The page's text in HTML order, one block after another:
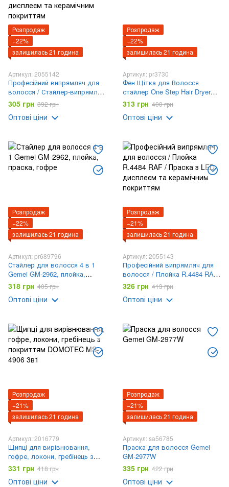
Розпродаж
−22%
залишилась 21 година
Артикул: 2055142
Професійний випрямляч для
волосся / Стайлер-випрямляч
RAF R.454P / Утюжокз
цифровим дисплеєм та
керамічним покриттям
305 грн 392 грн
Оптові ціни
Розпродаж
−22%
залишилась 21 година
Артикул: pr3730
Фен Щітка для Волосся
стайлер One Step Hair Dryer
and Styler 3 в 1
313 грн 400 грн
Оптові ціни
Розпродаж
−22%
залишилась 21 година
Артикул: pr689796
Стайлер для волосся 4 в 1
Gemei GM-2962, плойка,
праска, гофре
318 грн 405 грн
Оптові ціни
Розпродаж
−21%
залишилась 21 година
Артикул: 2055143
Професійний випрямляч для
волосся / Плойка R.4484 RAF
/ Праска з LED-дисплеєм та
керамічним покриттям
326 грн 413 грн
Оптові ціни
Розпродаж
−21%
залишилась 21 година
Артикул: 2016779
Щипці для вирівнювання,
гофре, локони, гребінець з
покриттям DOMOTEC MS-4906
3в1
331 грн 418 грн
Оптові ціни
Розпродаж
−21%
залишилась 21 година
Артикул: sa56785
Праска для волосся Gemei
GM-2977W
335 грн 422 грн
Оптові ціни